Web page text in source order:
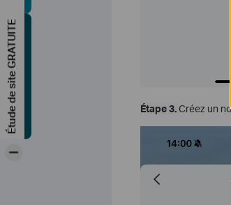
Étape 3.Créez un
Étude de site GRATUITE
-